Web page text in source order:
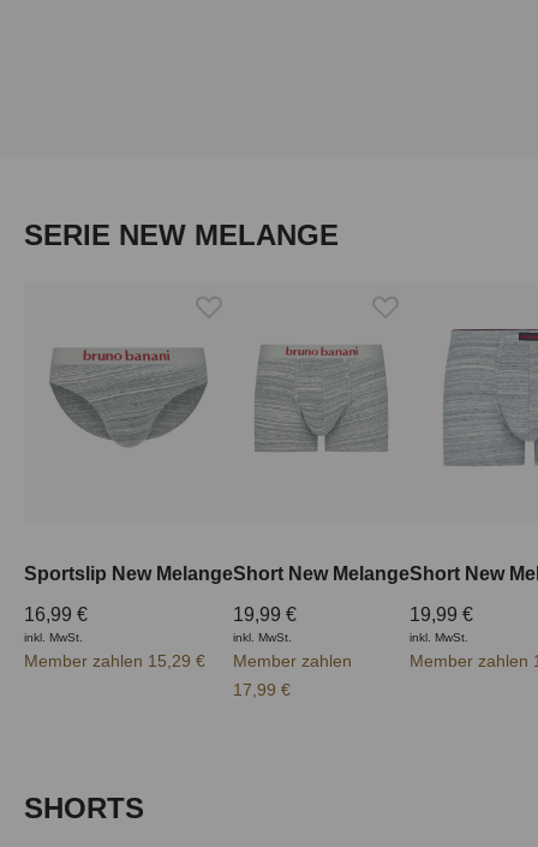
Produktgalerie überspringen
SERIE NEW MELANGE
Sportslip New Melange
16,99 €
inkl. MwSt.
Member zahlen 15,29 €
Short New Melange
19,99 €
inkl. MwSt.
Member zahlen
17,99 €
19,99 €
inkl. MwSt.
Member zahlen
Produktgalerie überspringen
SHORTS